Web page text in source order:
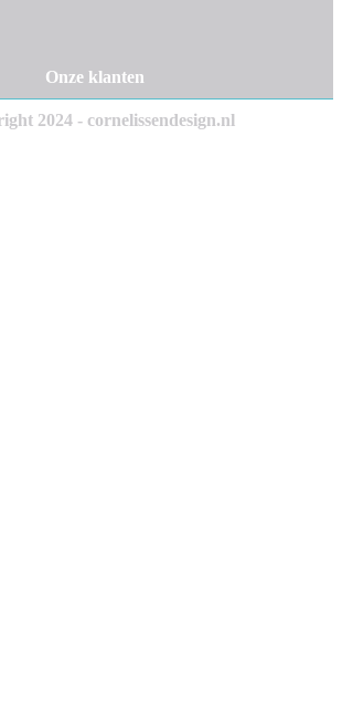
Onze klanten
2024 - cornelissendesign.nl